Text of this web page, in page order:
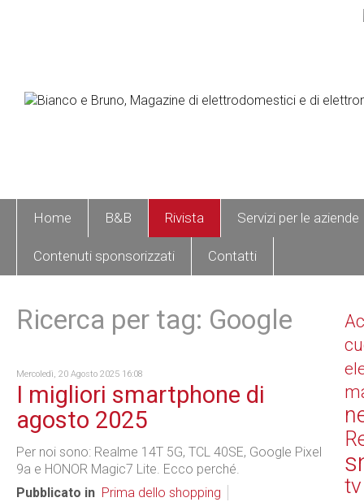
Home B&B Rivista Servizi per le aziende
Contenuti sponsorizzati Contatti
Ricerca per tag: Google
Mercoledì, 20 Agosto 2025 16:08
I migliori smartphone di
agosto 2025
Per noi sono: Realme 14T 5G, TCL 40SE, Google Pixel
9a e HONOR Magic7 Lite. Ecco perché.
Pubblicato in Prima dello shopping tv